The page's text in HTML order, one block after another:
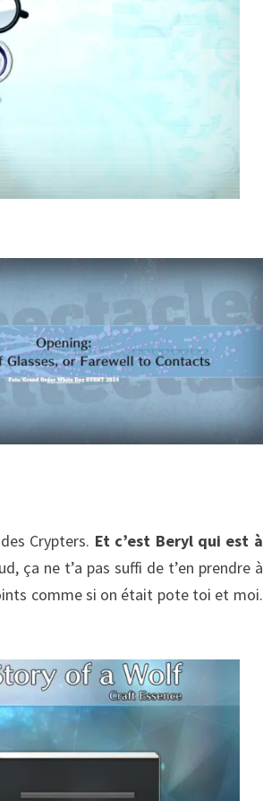
Crypters. Et c’est Beryl qui est à
ça ne t’a pas suffi de t’en prendre à
comme si on était pote toi et moi.